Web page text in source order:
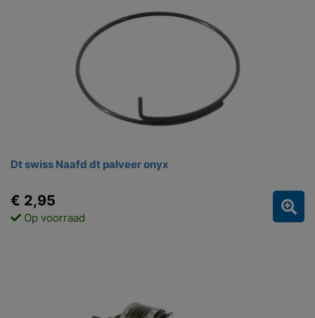
Dt swiss Naafd dt palveer onyx
€ 2,95
Op voorraad